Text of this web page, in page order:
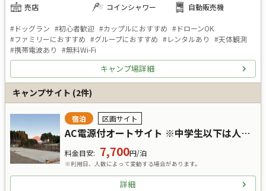
売店
コインシャワー 自動販売機
#ドッグラン #初心者歓迎 #カップルにおすすめ #ドローンOK
#ファミリーにおすすめ #グループにおすすめ #レンタルあり #天体観測
#携帯電波あり #無料Wi-Fi
キャンプ場詳細
キャンプサイト (2件)
宿泊 区画サイト
AC電源付オートサイト ※中学生以下は人数入力せず現地で精算
料金目安: 7,700円/泊
※利用日、人数によって変動する場合があります。
詳細